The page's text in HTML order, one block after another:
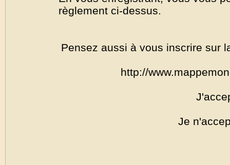
règlement ci-dessus.
Pensez aussi à vous inscrire sur
http://
Je